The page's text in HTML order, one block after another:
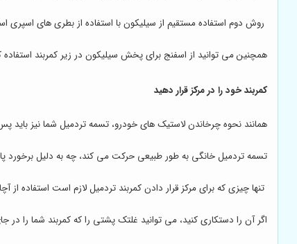
روش دوم استفاده مستقیم از سیلیکون با استفاده از بطری های
همچنین می توانید از اسفنج برای پخش سیلیکون در زیر کمربند
کمربند خود را در مرکز قرار دهید
همانند نحوه چرخاندن لاستیک های خودرو، تسمه تردمیل شما نیز باید
تسمه تردمیل خانگی به طور طبیعی حرکت می کند، چه به دلیل برخورد
تنها چیزی که برای مرکز قرار دادن کمربند تردمیل لازم است استفاده
اگر آن را دستکاری کنید، می توانید غلتک پشتی را که کمربند شما را در